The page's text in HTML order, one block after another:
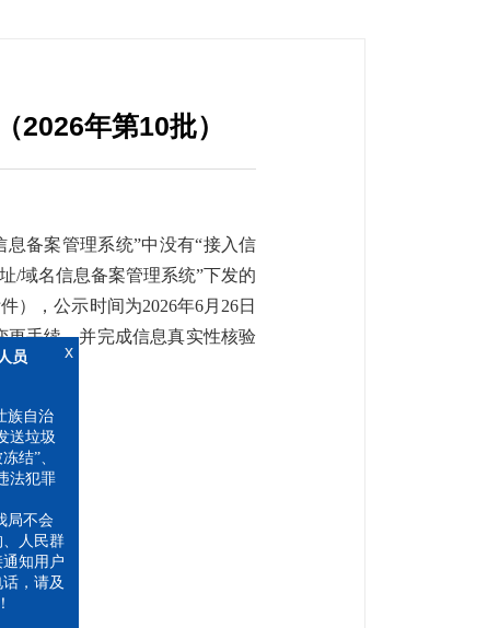
2026年第10批）
备案管理系统”中没有“接入信
/域名信息备案管理系统”下发的
），公示时间为2026年6月26日
更手续，并完成信息真实性核验
自治
垃圾
”、
罪
不会
民群
用户
请及